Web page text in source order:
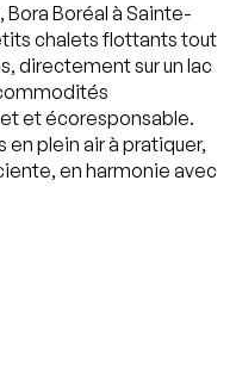
Bora Boréal à Sainte-
chalets flottants tout
directement sur un lac
et écoresponsable.
en plein air à pratiquer,
en harmonie avec